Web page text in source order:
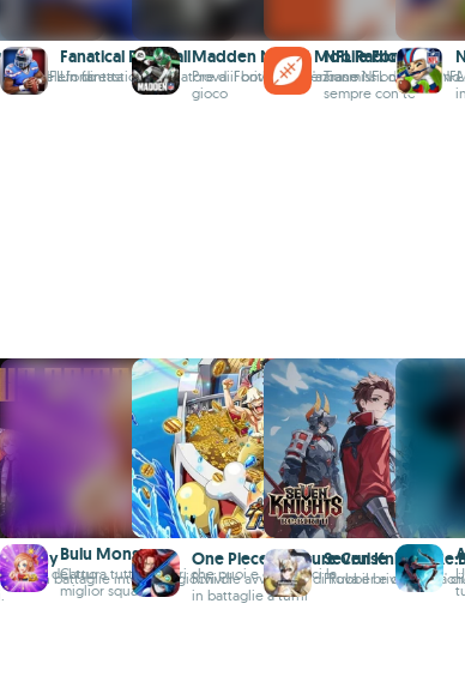
tuo telefono
Pass
NFL in diretta
Fanatical Football
Un fantastico simulatore di Football Americano
Madden NFL 26 Mobile Football
Prova il brivido dell'azione NFL dall'interno
gioco
NFL Radio Live
Trasmissioni radio
sempre con te
quello del tuo
con battaglie intense e giochi di
Bulu Monster
Cattura tutti i mostri che puoi e costruisci la
miglior squadra
One Piece Treasure Cruise
Rivivi le avventure di Rubber e della sua
in battaglie a turni
Seven Knights
Prova il brivido